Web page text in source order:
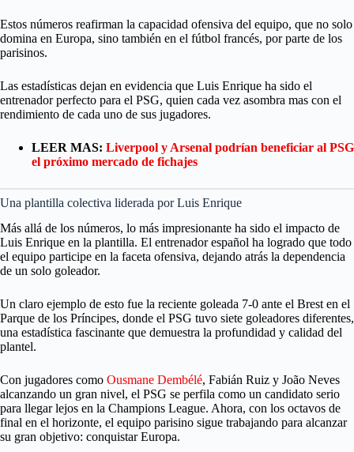
Estos números reafirman la capacidad ofensiva del equipo, que no solo
domina en Europa, sino también en el fútbol francés, por parte de los
parisinos.
Las estadísticas dejan en evidencia que Luis Enrique ha sido el
entrenador perfecto para el PSG, quien cada vez asombra mas con el
rendimiento de cada uno de sus jugadores.
LEER MAS: Liverpool y Arsenal podrían beneficiar al PSG
el próximo mercado de fichajes
Una plantilla colectiva liderada por Luis Enrique
Más allá de los números, lo más impresionante ha sido el impacto de
Luis Enrique en la plantilla. El entrenador español ha logrado que todo
el equipo participe en la faceta ofensiva, dejando atrás la dependencia
de un solo goleador.
Un claro ejemplo de esto fue la reciente goleada 7-0 ante el Brest en el
Parque de los Príncipes, donde el PSG tuvo siete goleadores diferentes,
una estadística fascinante que demuestra la profundidad y calidad del
plantel.
Con jugadores como Ousmane Dembélé, Fabián Ruiz y João Neves
alcanzando un gran nivel, el PSG se perfila como un candidato serio
para llegar lejos en la Champions League. Ahora, con los octavos de
final en el horizonte, el equipo parisino sigue trabajando para alcanzar
su gran objetivo: conquistar Europa.